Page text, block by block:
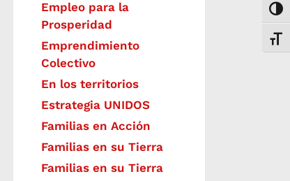
Empleo para la
Prosperidad
Emprendimiento
Colectivo
En los territorios
Estrategia UNIDOS
Familias en Acción
Familias en su Tierra
Familias en su Tierra